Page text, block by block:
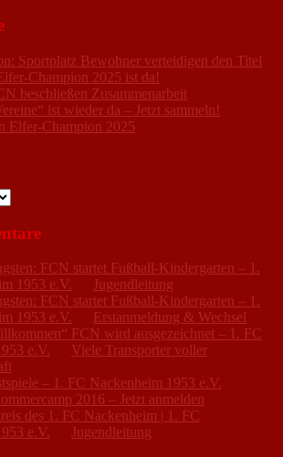
Sportplatz Bewohner verteidigen den Titel
Champion 2025 ist da!
beschließen Zusammenarbeit
ist wieder da – Jetzt sammeln!
Elfer-Champion 2025
FCN startet Fußball-Kindergarten – 1.
1953 e.V.
Jugendleitung
FCN startet Fußball-Kindergarten – 1.
1953 e.V.
Erstanmeldung & Wechsel
FCN wird ausgezeichnet – 1. FC
e.V.
Viele Transporter voller
– 1. FC Nackenheim 1953 e.V.
2016 – Jetzt anmelden
des 1. FC Nackenheim | 1. FC
e.V.
Jugendleitung